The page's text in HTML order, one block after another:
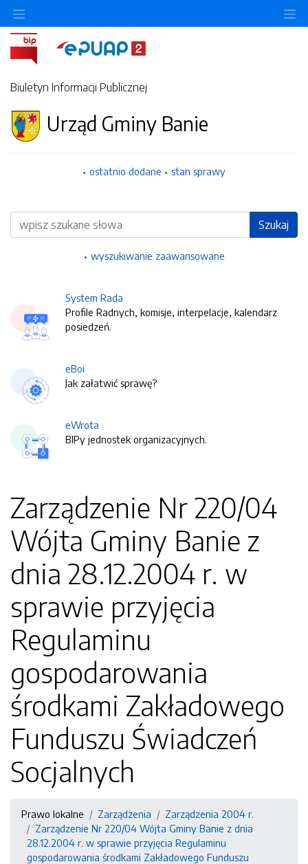
Biuletyn Informacji Publicznej
Urząd Gminy Banie
ostatnio dodane stan sprawy
Wyszukiwarka Szukaj
wyszukiwanie zaawansowane
System Rada
Profile Radnych, komisje, interpelacje, kalendarz
posiedzeń.
eBoi
Jak załatwić sprawę?
eWrota
BIPy jednostek organizacyjnych.
Zarządzenie Nr 220/04
Wójta Gminy Banie z
dnia 28.12.2004 r. w
sprawie przyjęcia
Regulaminu
gospodarowania
środkami Zakładowego
Funduszu Świadczeń
Socjalnych
Prawo lokalne Zarządzenia
Zarządzenia 2004 r.
Zarządzenie Nr 220/04 Wójta Gminy Banie z dnia
28.12.2004 r. w sprawie przyjęcia Regulaminu
gospodarowania środkami Zakładowego Funduszu